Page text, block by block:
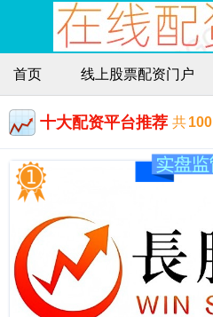
首页 线上股票配资门户
十大配资平台推荐 共100